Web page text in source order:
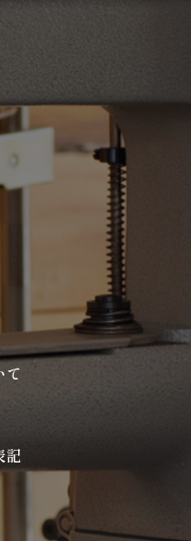
て
記